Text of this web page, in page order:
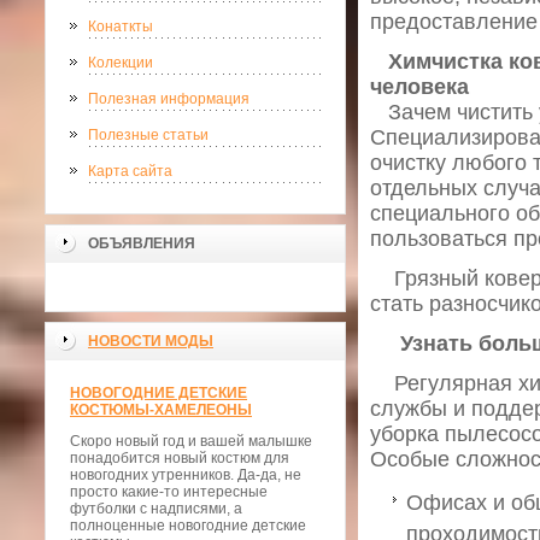
Конаткты
Колекции
Полезная информация
Полезные статьи
Карта сайта
ОБЪЯВЛЕНИЯ
НОВОСТИ МОДЫ
НОВОГОДНИЕ ДЕТСКИЕ
КОСТЮМЫ-ХАМЕЛЕОНЫ
Скоро новый год и вашей малышке
понадобится новый костюм для
новогодних утренников. Да-да, не
просто какие-то интересные
футболки с надписями, а
полноценные новогодние детские
Химчистка
человека
Зачем
очистку любого
отдельных
специального
пользоваться
Грязный ковер
стать
Узнать
Регулярная
службы и
уборка
Особые
Офисах и